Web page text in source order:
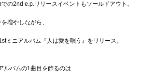
の2nd e.p.リリースイベントもソールドアウト。
増やしながら、
ミニアルバム『人は愛を唄う』をリリース。
ルバムの1曲目を飾るのは